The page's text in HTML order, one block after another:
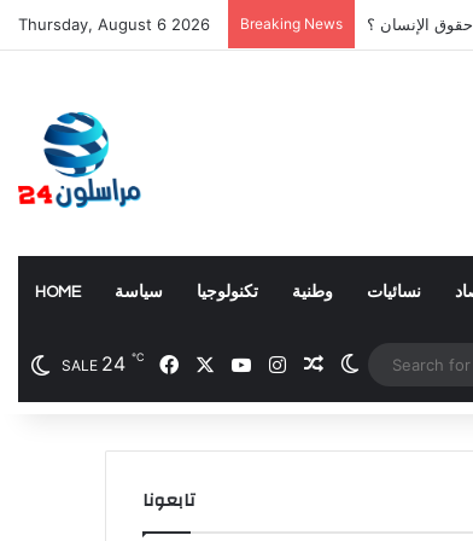
Thursday, August 6 2026 Breaking News الإنسان ؟
HOME سياسة تكنولوجيا وطنية نسائيات
SALE 24 ℃ Facebook YouTubeInstagramRandom Article
Switch skin
تابعونا